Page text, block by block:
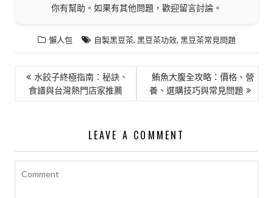
你有幫助。如果有其他問題，歡迎留言討論。
懶人包 自製黑豆茶, 黑豆茶功效, 黑豆茶常見問題
文
章
水餃子終極指南：秘訣、
食譜與台灣熱門店家推薦
鮪魚大腹全攻略：價格、營
養、選購技巧與常見問題
LEAVE A COMMENT